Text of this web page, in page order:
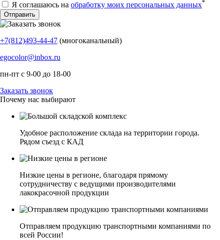
Я соглашаюсь на обработку моих персональных данных*
+7(812)493-44-47 (многоканальный)
egocolor@inbox.ru
пн-пт с 9-00 до 18-00
Заказать звонок
Почему нас выбирают
Удобное расположение склада на территории города.
Рядом съезд с КАД
Низкие цены в регионе, благодаря прямому
сотрудничеству с ведущими производителями
лакокрасочной продукции
Отправляем продукцию транспортными компаниями по
всей России!